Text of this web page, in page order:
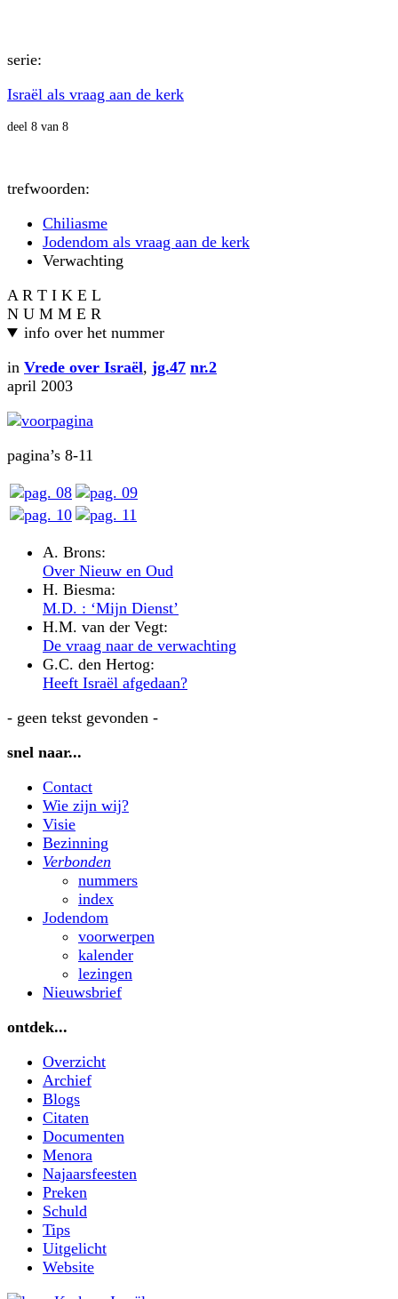
serie:
Israël als vraag aan de kerk
deel 8 van 8
trefwoorden:
Chiliasme
Jodendom als vraag aan de kerk
Verwachting
A R T I K E L
N U M M E R
info over het nummer
in Vrede over Israël, jg.47 nr.2
april 2003
pagina’s 8-11
A. Brons:
Over Nieuw en Oud
H. Biesma:
M.D. : ‘Mijn Dienst’
H.M. van der Vegt:
De vraag naar de verwachting
G.C. den Hertog:
Heeft Israël afgedaan?
- geen tekst gevonden -
snel naar...
Contact
Wie zijn wij?
Visie
Bezinning
Verbonden
nummers
index
Jodendom
voorwerpen
kalender
lezingen
Nieuwsbrief
ontdek...
Overzicht
Archief
Blogs
Citaten
Documenten
Menora
Najaarsfeesten
Preken
Schuld
Tips
Uitgelicht
Website